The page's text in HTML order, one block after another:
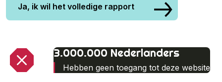
Ja, ik wil het volledige rapport
3.000.000 Nederlanders
Hebben geen toegang tot deze website